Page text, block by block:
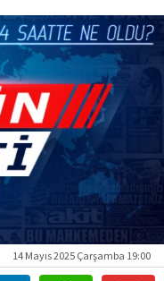
14 Mayıs 2025 Çarşamba 19:00